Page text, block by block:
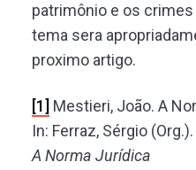
patrimônio e os
tema sera
proximo artigo.
[1] Mestieri, João. A
In: Ferraz, Sérgio (Org.).
A Norma Jurídica